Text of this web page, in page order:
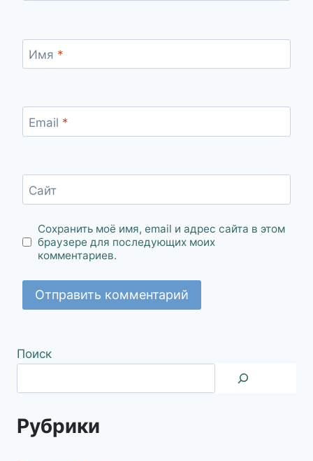
Имя *
Email *
Сайт
Сохранить моё имя, email и адрес сайта в этом
браузере для последующих моих
комментариев.
Поиск
Рубрики